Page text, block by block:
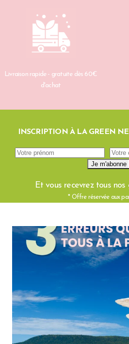
Livraison rapide - gratuite dès 60€
d'achat
INSCRIPTION À LA GREEN
Et vous recevrez tous nos
* Offre réservée aux